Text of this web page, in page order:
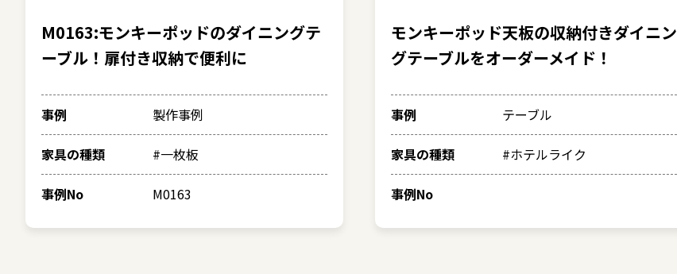
M0163:モンキーポッドのダイニングテ
ーブル！扉付き収納で便利に
事例 製作事例
家具の種類 #一枚板
事例No M0163
モンキーポッド天板の収納付きダイニン
グテーブルをオーダーメイド！
事例 テーブル
家具の種類 #ホテルライク
事例No